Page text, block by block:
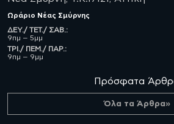
Ωράριο Νέας Σμύρνης
ΔΕΥ./ ΤΕΤ./ ΣΑΒ.:
9πμ – 5μμ
ΤΡΙ./ ΠΕΜ./ ΠΑΡ.:
9πμ – 9μμ
Πρόσφατα
Όλα τα Άρθρα»